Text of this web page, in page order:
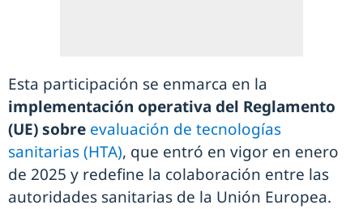
Esta participación se enmarca en la
implementación operativa del Reglamento
(UE) sobre evaluación de tecnologías
sanitarias (HTA), que entró en vigor en enero
de 2025 y redefine la colaboración entre las
autoridades sanitarias de la Unión Europea.